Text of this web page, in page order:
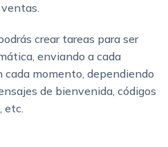
crear tareas para ser
enviando a cada
momento, dependiendo
de bienvenida, códigos
etc.